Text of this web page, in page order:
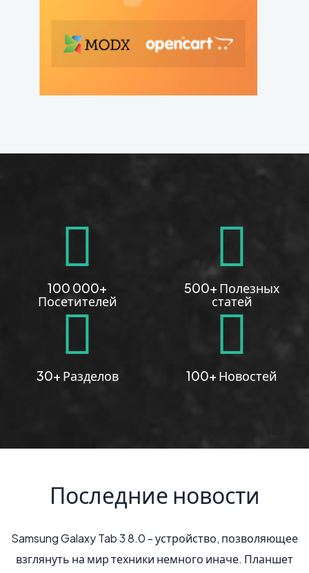
100 000+
Посетителей
500+ Полезных
статей
30+ Разделов 100+ Новостей
Последние новости
Samsung Galaxy Tab 3 8.0 - устройство, позволяющее
взглянуть на мир техники немного иначе. Планшет